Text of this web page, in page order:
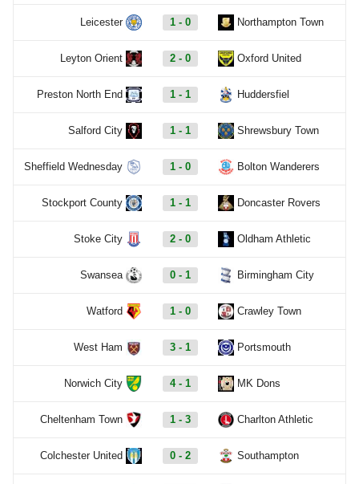
Leicester 1 - 0 Northampton Town
Leyton Orient 2 - 0 Oxford United
Preston North End 1 - 1 Huddersfiel
Salford City 1 - 1 Shrewsbury Town
Sheffield Wednesday 1 - 0 Bolton Wanderers
Stockport County 1 - 1 Doncaster Rovers
Stoke City 2 - 0 Oldham Athletic
Swansea 0 - 1 Birmingham City
Watford 1 - 0 Crawley Town
West Ham 3 - 1 Portsmouth
Norwich City 4 - 1 MK Dons
Cheltenham Town 1 - 3 Charlton Athletic
Colchester United 0 - 2 Southampton